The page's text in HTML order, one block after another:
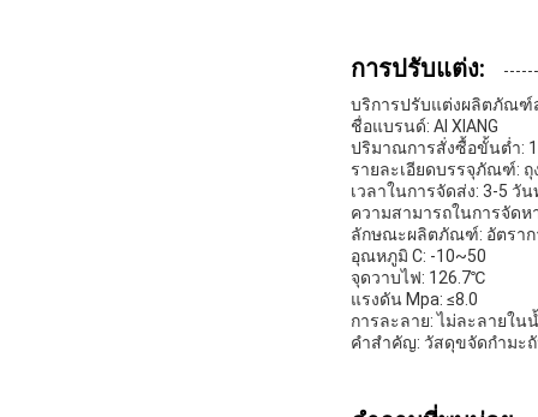
การปรับแต่ง:
บริการปรับแต่งผลิตภัณฑ์
ชื่อแบรนด์: AI XIANG
ปริมาณการสั่งซื้อขั้นต่ำ:
รายละเอียดบรรจุภัณฑ์: ถุ
เวลาในการจัดส่ง: 3-5 วั
ความสามารถในการจัด
ลักษณะผลิตภัณฑ์: อัตราก
อุณหภูมิ C: -10~50
จุดวาบไฟ: 126.7℃
แรงดัน Mpa: ≤8.0
การละลาย: ไม่ละลายใน
คำสำคัญ: วัสดุขจัดกำมะ